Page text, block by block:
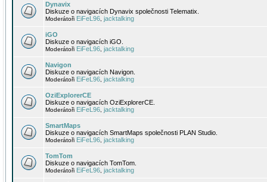
Dynavix
Diskuze o navigacích Dynavix společnosti Telematix.
Moderátoři EiFeL96 jacktalking
iGO
Diskuze o navigacích iGO.
Moderátoři EiFeL96 jacktalking
Navigon
Diskuze o navigacích Navigon.
Moderátoři EiFeL96 jacktalking
OziExplorerCE
Diskuze o navigacích OziExplorerCE.
Moderátoři EiFeL96 jacktalking
SmartMaps
Diskuze o navigacích SmartMaps společnosti PLAN Studio.
Moderátoři EiFeL96 jacktalking
TomTom
Diskuze o navigacích TomTom.
Moderátoři EiFeL96 jacktalking